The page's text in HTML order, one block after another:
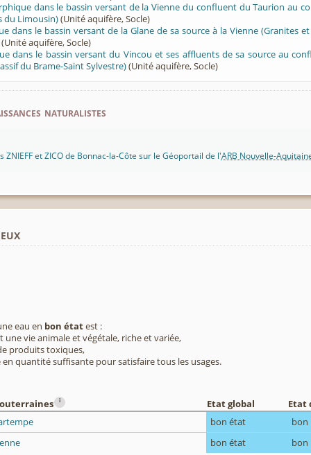
dans le bassin versant de la Vienne du confluent du Taurion au
du Limousin)(Unité aquifère, Socle)
dans le bassin versant de la Glane de sa source à la Vienne (Granites
(Unité aquifère, Socle)
dans le bassin versant du Vincou et ses affluents de sa source au
du Brame-Saint Sylvestre)(Unité aquifère, Socle)
naturalistes
ZNIEFF et ZICO de Bonnac-la-Côte sur le Géoportail de l'ARB Nouvelle-
eau en bon étatest :
une vie animale et végétale, riche et variée,
produits toxiques,
quantité suffisante pour satisfaire tous les usages.
i Etat global
Etat
bon état
bon
bon état bon